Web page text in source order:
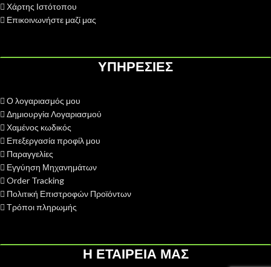
Χάρτης Ιστότοπου
Επικοινωνήστε μαζί μας
ΥΠΗΡΕΣΙΕΣ
Ο λογαριασμός μου
Δημιουργία Λογαριασμού
Χαμένος κωδικός
Επεξεργασία προφίλ μου
Παραγγελίες
Εγγύηση Μηχανημάτων
Order Tracking
Πολιτική Επιστροφών Προϊόντων
Τρόποι πληρωμής
Η ΕΤΑΙΡΕΙΑ ΜΑΣ